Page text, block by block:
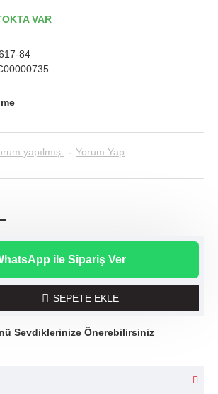
VAR
84
yapılmış. - Yorum Yap
ile Sipariş Ver
SEPETE EKLE
Sevdiklerinize Önerebilirsiniz